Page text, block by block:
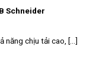
Schneider
năng chịu tải cao, [...]